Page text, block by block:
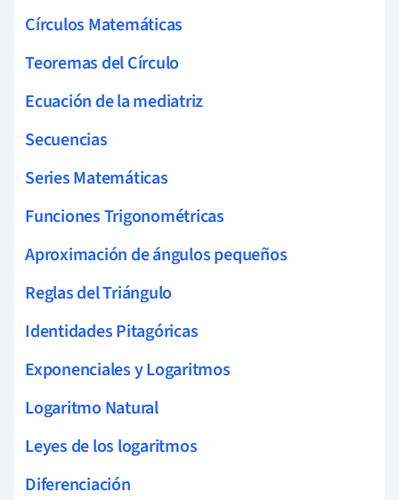
Círculos Matemáticas
Teoremas del Círculo
Ecuación de la mediatriz
Secuencias
Series Matemáticas
Funciones Trigonométricas
Aproximación de ángulos pequeños
Reglas del Triángulo
Identidades Pitagóricas
Exponenciales y Logaritmos
Logaritmo Natural
Leyes de los logaritmos
Diferenciación